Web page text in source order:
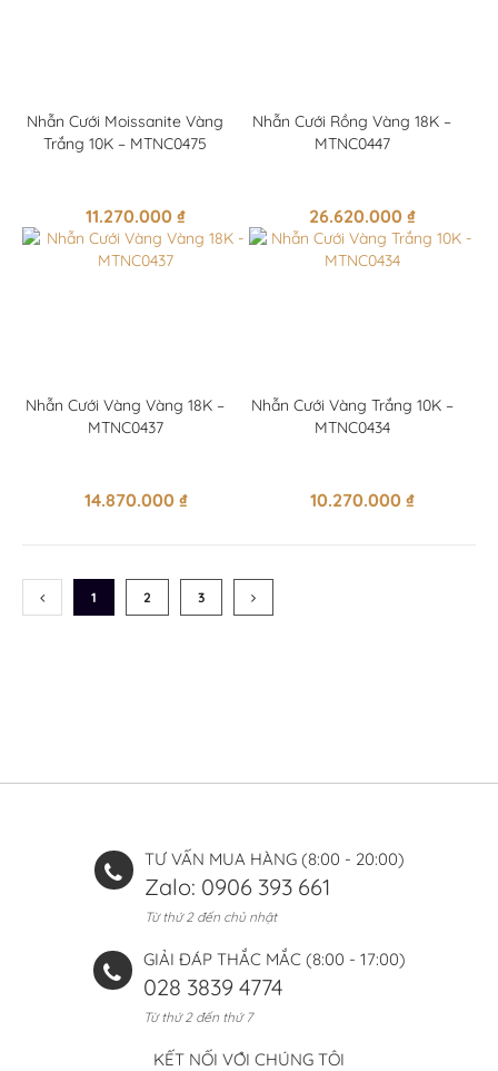
Nhẫn Cưới Moissanite Vàng
Trắng 10K – MTNC0475
11.270.000 ₫
Nhẫn Cưới Rồng Vàng 18K –
MTNC0447
26.620.000 ₫
Nhẫn Cưới Vàng Vàng 18K –
MTNC0437
14.870.000 ₫
Nhẫn Cưới Vàng Trắng 10K –
MTNC0434
10.270.000 ₫
1 (CURRENT)
2 3
TƯ VẤN MUA HÀNG (8:00 - 20:00)
Zalo: 0906 393 661
Từ thứ 2 đến chủ nhật
GIẢI ĐÁP THẮC MẮC (8:00 - 17:00)
028 3839 4774
Từ thứ 2 đến thứ 7
KẾT NỐI VỚI CHÚNG TÔI